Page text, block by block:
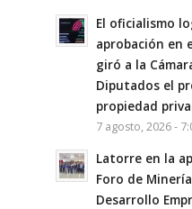
El oficialismo
aprobación en
giró a la
Diputados el
propiedad
7 agosto, 2026 -
Latorre en la
Foro de
Desarrollo